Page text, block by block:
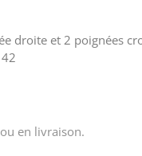
droite et 2 poignées
ou en livraison.